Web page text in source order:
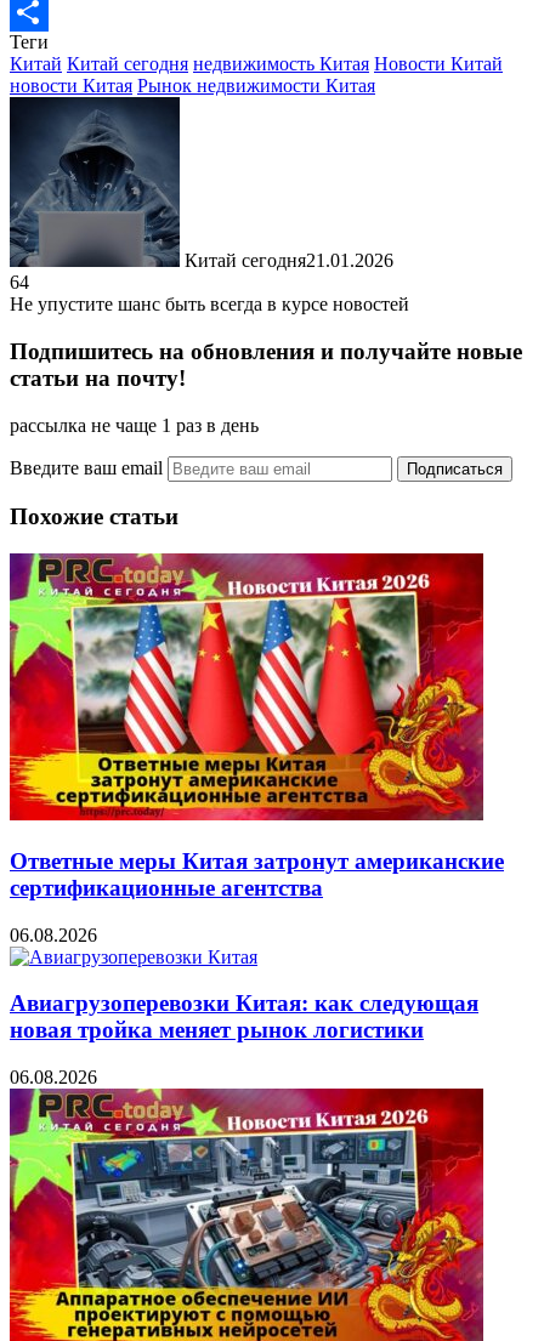
LiveJournal
Отправить
Теги
Китай Китай сегодня недвижимость Китая Новости Китай
новости Китая Рынок недвижимости Китая
Китай сегодня21.01.2026
64
Не упустите шанс быть всегда в курсе новостей
Подпишитесь на обновления и получайте новые
статьи на почту!
рассылка не чаще 1 раз в день
Введите ваш email
Похожие статьи
Ответные меры Китая затронут американские
сертификационные агентства
06.08.2026
Авиагрузоперевозки Китая: как следующая
новая тройка меняет рынок логистики
06.08.2026